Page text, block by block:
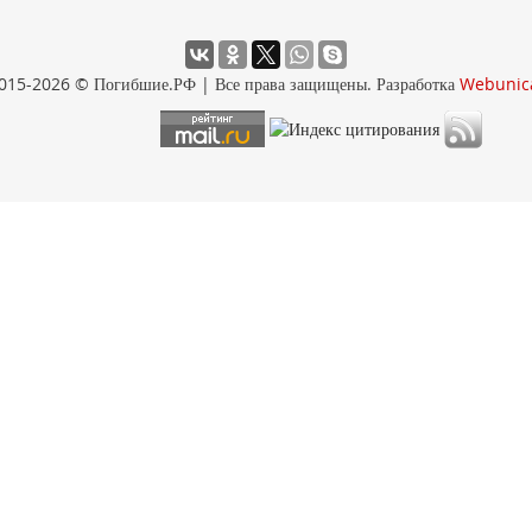
2026 © Погибшие.РФ | Все права защищены. Разработка